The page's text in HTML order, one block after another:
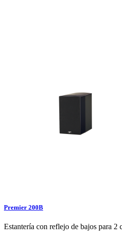
Premier 200B
Estantería con reflejo de bajos para 2